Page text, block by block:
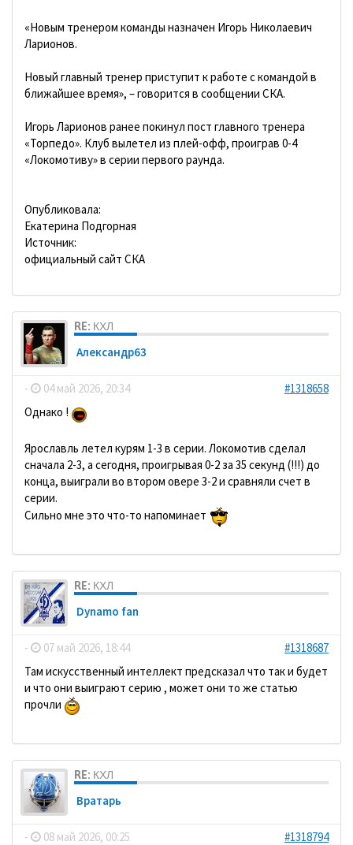
«Новым тренером команды назначен Игорь Николаевич
Ларионов.
Новый главный тренер приступит к работе с командой в
ближайшее время», – говорится в сообщении СКА.
Игорь Ларионов ранее покинул пост главного тренера
«Торпедо». Клуб вылетел из плей-офф, проиграв 0-4
«Локомотиву» в серии первого раунда.
Опубликовала:
Екатерина Подгорная
Источник:
официальный сайт СКА
RE: КХЛ
Александр63
- 04 май 2026, 20:34
#1318658
Однако !
Ярославль летел курям 1-3 в серии. Локомотив сделал
сначала 2-3, а сегодня, проигрывая 0-2 за 35 секунд (!!!) до
конца, выиграли во втором овере 3-2 и сравняли счет в
серии.
Сильно мне это что-то напоминает
RE: КХЛ
Dynamo fan
- 07 май 2026, 18:44
#1318687
Там искусственный интеллект предсказал что так и будет
и что они выиграют серию , может они то же статью
прочли
RE: КХЛ
Вратарь
- 08 май 2026, 00:25 #1318794